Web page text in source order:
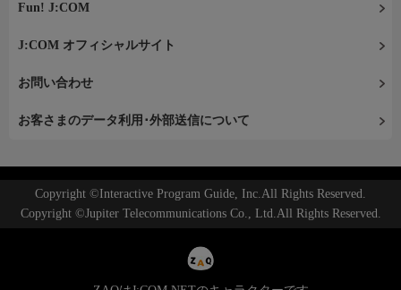
Fun! J:COM
J:COM オフィシャルサイト
お問い合わせ
お客さまのデータ利用･外部送信について
Copyright ©Interactive Program Guide, Inc.All Rights Reserved.
Copyright ©Jupiter Telecommunications Co., Ltd.All Rights Reserved.